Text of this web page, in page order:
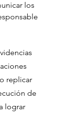
los
replicar
de
lograr